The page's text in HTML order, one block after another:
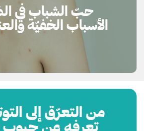
حبّ الشباب في
الأسباب الخفيّة
من التعرّق إلى